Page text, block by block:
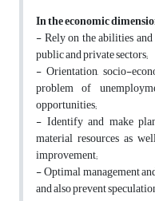
In the economic
- Rely on the abilities
public and private sectors;
- Orientation, socio-
problem of
opportunities;
- Identify and make
material resources as
improvement;
- Optimal management
and also prevent